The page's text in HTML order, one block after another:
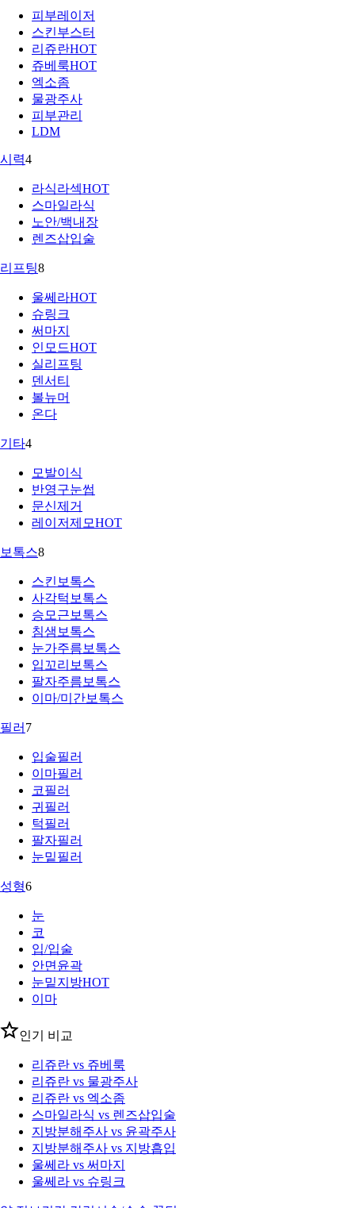
피부레이저
스킨부스터
리쥬란HOT
쥬베룩HOT
엑소좀
물광주사
피부관리
LDM
시력4
라식라섹HOT
스마일라식
노안/백내장
렌즈삽입술
리프팅8
울쎄라HOT
슈링크
써마지
인모드HOT
실리프팅
덴서티
볼뉴머
온다
기타4
모발이식
반영구눈썹
문신제거
레이저제모HOT
보톡스8
스킨보톡스
사각턱보톡스
승모근보톡스
침샘보톡스
눈가주름보톡스
입꼬리보톡스
팔자주름보톡스
이마/미간보톡스
필러 7
입술필러
이마필러
코필러
귀필러
턱필러
팔자필러
눈밑필러
성형6
눈
코
입/입술
안면윤곽
눈밑지방HOT
이마
인기 비교
리쥬란 vs 쥬베룩
리쥬란 vs 물광주사
리쥬란 vs 엑소좀
스마일라식 vs 렌즈삽입술
지방분해주사 vs 윤곽주사
지방분해주사 vs 지방흡입
울쎄라 vs 써마지
울쎄라 vs 슈링크